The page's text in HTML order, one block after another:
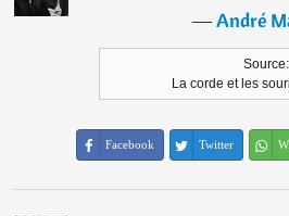
―André
Source:
La corde et les
Facebook Twitter